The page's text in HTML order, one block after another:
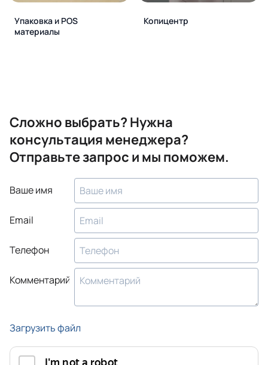
Упаковка и POS
материалы
Копицентр
Сложно выбрать? Нужна
консультация менеджера?
Отправьте запрос и мы поможем.
Ваше имя
Email
Телефон
Комментарий
Загрузить файл